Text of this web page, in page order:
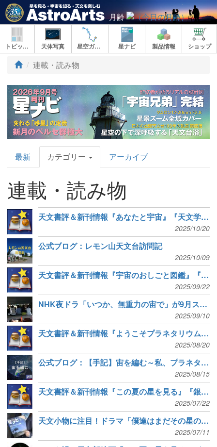
月齢
トピックス 天体写真 星空ガイド 星ナビ 製品情報 ショップ
連載・読み物
AstroArts
Topics
最新 カテゴリー アーカイブ
連載・読み物
天文書評＆新刊情報『あなたと宇宙』『天文学者が1を知ると、宇宙は10の謎を投げかけてくる』など6冊
2025/10/20
公式ブログ：レモン山天文台訪問記
2025/10/09
天文書評＆新刊情報『宇宙のおしごと図鑑』『宇宙を編む』など6冊
2025/09/22
NHK夜ドラ「いつか、無重力の宙で」が9月スタート
2025/09/10
天文書評＆新刊情報『ようこそプラネタリウムへ』『星の文化史』など10冊
2025/08/20
公式ブログ：【手記】宙を編む～私、プラネタリウムを作ります～
2025/08/15
天文書評＆新刊情報『この夏の星を見る』『銀河風帆走』など8冊
2025/07/22
天文小物に注目！ドラマ「僕達はまだその星の校則を知らない」
2025/07/11